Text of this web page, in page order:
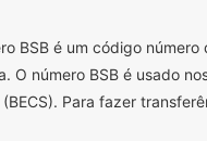
BSB é um código
O número BSB é usado
Para fazer